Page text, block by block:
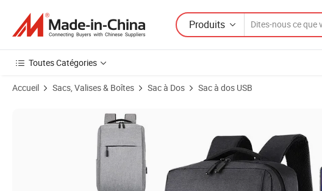
Produits
Toutes Catégories
Accueil Sacs, Valises & Boîtes Sac à Dos Sac à dos USB
Images du produit de Sac à dos pour ordinateur portable en polyester de haute